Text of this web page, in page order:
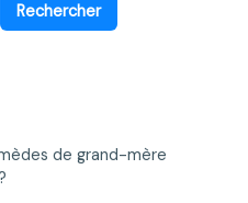
Rechercher
de grand-mère